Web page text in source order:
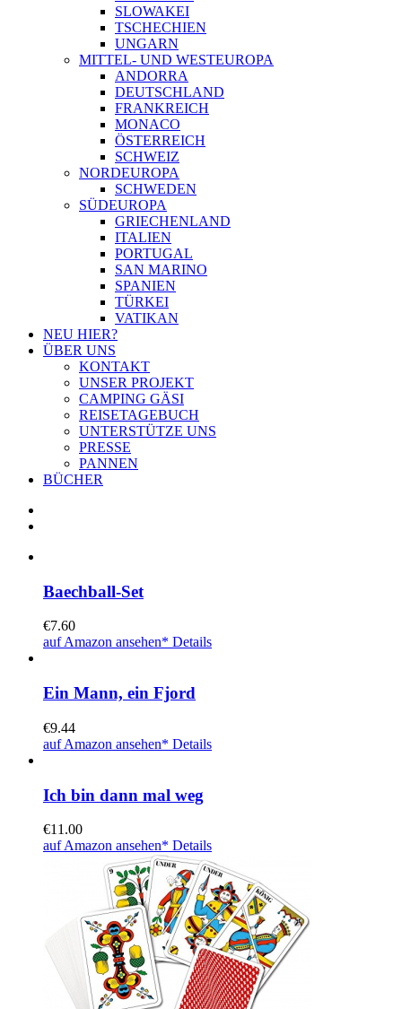
SLOWAKEI
TSCHECHIEN
UNGARN
MITTEL- UND WESTEUROPA
ANDORRA
DEUTSCHLAND
FRANKREICH
MONACO
ÖSTERREICH
SCHWEIZ
NORDEUROPA
SCHWEDEN
SÜDEUROPA
GRIECHENLAND
ITALIEN
PORTUGAL
SAN MARINO
SPANIEN
TÜRKEI
VATIKAN
NEU HIER?
ÜBER UNS
KONTAKT
UNSER PROJEKT
CAMPING GÄSI
REISETAGEBUCH
UNTERSTÜTZE UNS
PRESSE
PANNEN
BÜCHER
Baechball-Set
€7.60
auf Amazon ansehen* Details
Ein Mann, ein Fjord
€9.44
auf Amazon ansehen* Details
Ich bin dann mal weg
€11.00
auf Amazon ansehen* Details